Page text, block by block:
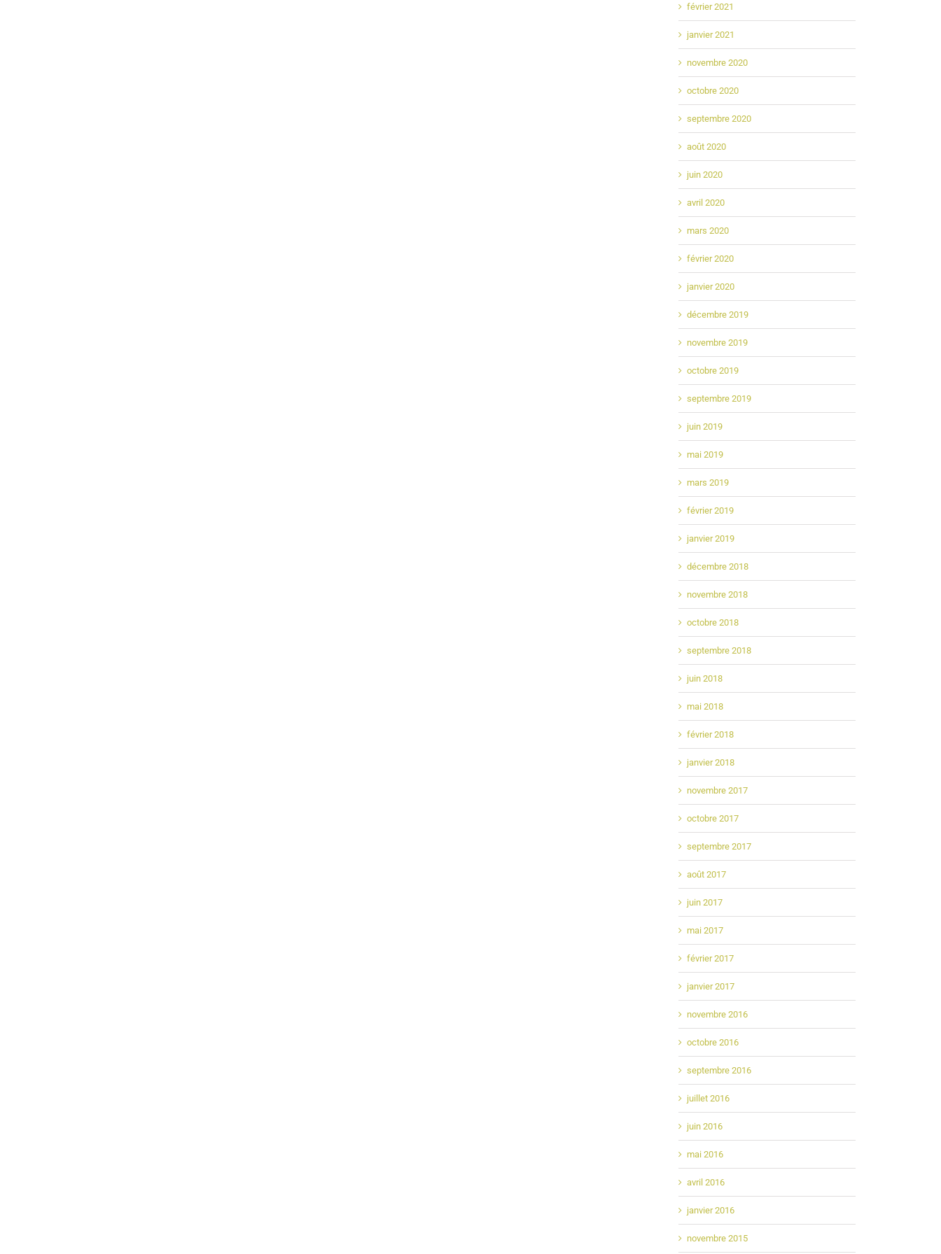
février 2021
janvier 2021
novembre 2020
octobre 2020
septembre 2020
août 2020
juin 2020
avril 2020
mars 2020
février 2020
janvier 2020
décembre 2019
novembre 2019
octobre 2019
septembre 2019
juin 2019
mai 2019
mars 2019
février 2019
janvier 2019
décembre 2018
novembre 2018
octobre 2018
septembre 2018
juin 2018
mai 2018
février 2018
janvier 2018
novembre 2017
octobre 2017
septembre 2017
août 2017
juin 2017
mai 2017
février 2017
janvier 2017
novembre 2016
octobre 2016
septembre 2016
juillet 2016
juin 2016
mai 2016
avril 2016
janvier 2016
novembre 2015